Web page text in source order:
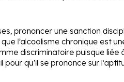
prononcer une sanction
l’alcoolisme chronique est
discriminatoire puisque
qu’il se prononce sur